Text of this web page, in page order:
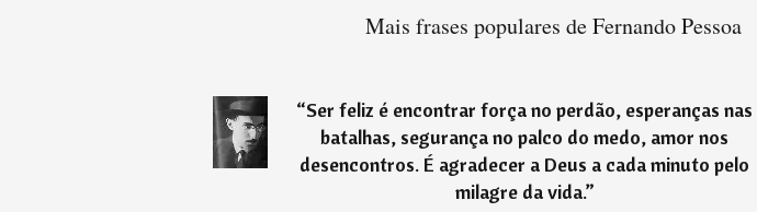
Mais frases populares de Fernando Pessoa
“Ser feliz é encontrar força no perdão, esperanças nas
batalhas, segurança no palco do medo, amor nos
desencontros. É agradecer a Deus a cada minuto pelo
milagre da vida.”